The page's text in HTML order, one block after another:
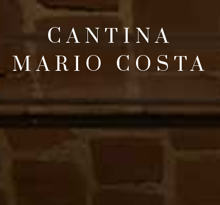
CANTINA
MARIO COSTA